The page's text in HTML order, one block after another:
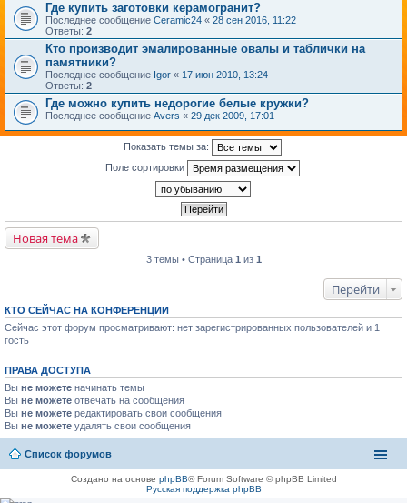
Где купить заготовки керамогранит?
Последнее сообщение Ceramic24 « 28 сен 2016, 11:22
Ответы: 2
Кто производит эмалированные овалы и таблички на
памятники?
Последнее сообщение Igor « 17 июн 2010, 13:24
Ответы: 2
Где можно купить недорогие белые кружки?
Последнее сообщение Avers « 29 дек 2009, 17:01
Показать темы за:
Поле сортировки
Новая тема
3 темы • Страница 1 из 1
Перейти
КТО СЕЙЧАС НА КОНФЕРЕНЦИИ
Сейчас этот форум просматривают: нет зарегистрированных пользователей и 1
гость
ПРАВА ДОСТУПА
Вы не можете начинать темы
Вы не можете отвечать на сообщения
Вы не можете редактировать свои сообщения
Вы не можете удалять свои сообщения
Список форумов
Создано на основе phpBB® Forum Software © phpBB Limited
Русская поддержка phpBB